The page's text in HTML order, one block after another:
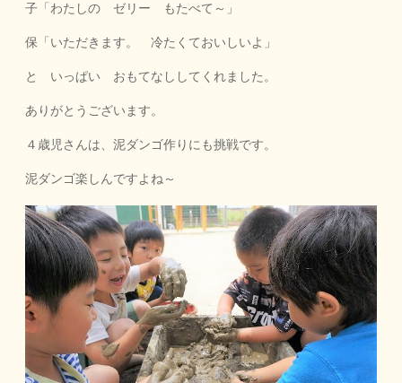
子「わたしの ゼリー もたべて～」
保「いただきます。 冷たくておいしいよ」
と いっぱい おもてなししてくれました。
ありがとうございます。
４歳児さんは、泥ダンゴ作りにも挑戦です。
泥ダンゴ楽しんですよね～